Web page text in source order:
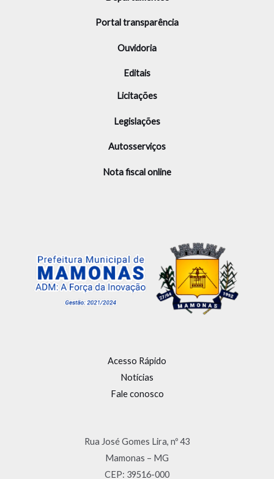
Portal transparência
Ouvidoria
Editais
Licitações
Legislações
Autosserviços
Nota fiscal online
Acesso Rápido
Notícias
Fale conosco
Rua José Gomes Lira, nº 43
Mamonas – MG
CEP: 39516-000